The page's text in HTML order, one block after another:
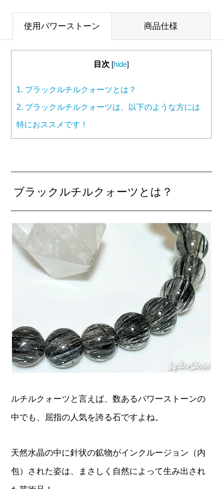
使用パワーストーン 商品仕様
目次 [hide]
1. ブラックルチルクォーツとは？
2. ブラックルチルクォーツは、以下のような方には
特におススメです！
ブラックルチルクォーツとは？
ルチルクォーツと言えば、数あるパワーストーンの
中でも、屈指の人気を誇る石ですよね。
天然水晶の中に針状の鉱物がインクルージョン（内
包）された姿は、まさしく自然によって生み出され